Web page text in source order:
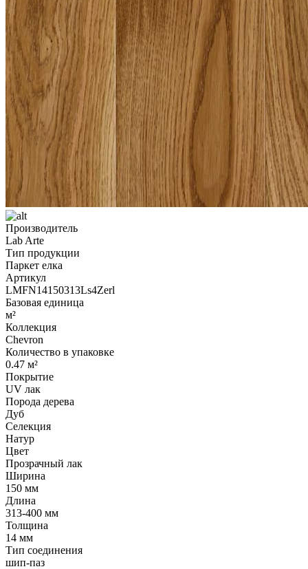
Производитель
Lab Arte
Тип продукции
Паркет елка
Артикул
LMFN14150313Ls4Zerl
Базовая единица
м²
Коллекция
Chevron
Количество в упаковке
0.47 м²
Покрытие
UV лак
Порода дерева
Дуб
Селекция
Натур
Цвет
Прозрачный лак
Ширина
150 мм
Длина
313-400 мм
Толщина
14 мм
Тип соединения
шип-паз